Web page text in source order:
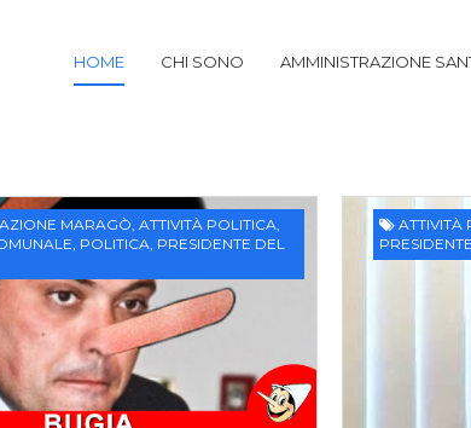
HOME CHI SONO AMMINISTRAZIONE
MARAGÒ, ATTIVITÀ POLITICA,
, POLITICA, PRESIDENTE DEL
ATTIVITÀ